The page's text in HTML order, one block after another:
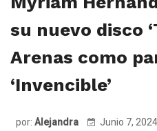
su nuevo disco
Arenas como
‘Invencible’
por: Alejandra Junio 7, 2024